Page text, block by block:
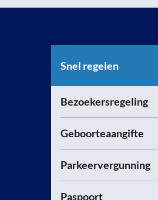
Snel regelen
Bezoekersregeling
Geboorteaangifte
Parkeervergunning
Paspoort